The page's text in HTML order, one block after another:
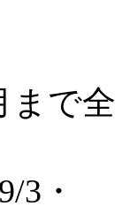
まで全
3・